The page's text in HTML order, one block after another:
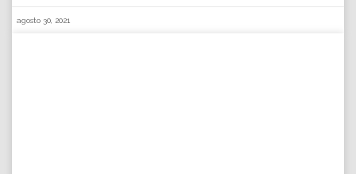
agosto 30, 2021